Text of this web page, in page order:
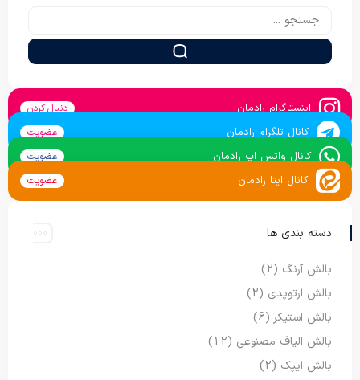
اینستاگرام رادمان دنبال کردن
کانال تلگرام رادمان عضویت
کانال واتس اپ رادمان عضویت
کانال ایتا رادمان عضویت
دسته بندی ها
بالش آرنگ (2)
بالش ارتوپدی (2)
بالش استیکر (6)
بالش الیاف مصنوعی (12)
بالش ایپک (2)